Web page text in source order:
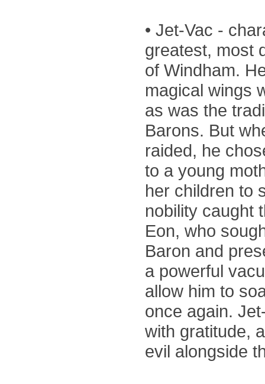
• Jet-Vac -
greatest, most
of Windham.
magical wings
as was the
Barons. But
raided, he
to a young
her children to
nobility caught
Eon, who
Baron and
a powerful
allow him to
once again.
with gratitude,
evil alongside